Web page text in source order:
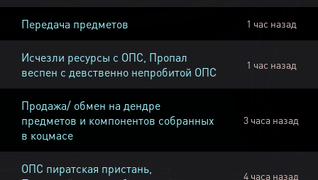
Передача предметов 1 час назад
Исчезли ресурсы с ОПС, Пропал
веспен с девственно непробитой ОПС
1 час назад
Продажа/ обмен на дендре
предметов и компонентов собранных
в коцмасе
3 часа назад
ОПС пиратская пристань,
4 часа назад